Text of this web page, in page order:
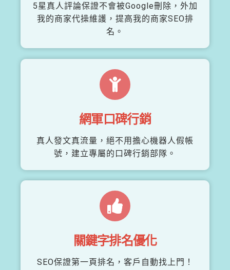
5星真人評論保證不會被Google刪除，外加
我的商家代操維護，提高我的商家SEO排
名。
網軍口碑行銷
真人發文真流量，絕不用擔心機器人假帳
號，建立專屬的口碑行銷部隊。
關鍵字排名優化
SEO保證第一頁排名，客戶自動找上門！